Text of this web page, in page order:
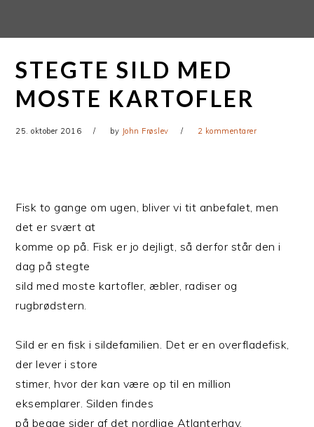
primær
navigation
STEGTE SILD MED
MOSTE KARTOFLER
25. oktober 2016 by John Frøslev 2 kommentarer
Fisk to gange om ugen, bliver vi tit anbefalet, men
det er svært at
komme op på. Fisk er jo dejligt, så derfor står den i
dag på stegte
sild med moste kartofler, æbler, radiser og
rugbrødstern.
Sild er en fisk i sildefamilien. Det er en overfladefisk,
der lever i store
stimer, hvor der kan være op til en million
eksemplarer. Silden findes
på begge sider af det nordlige Atlanterhav.